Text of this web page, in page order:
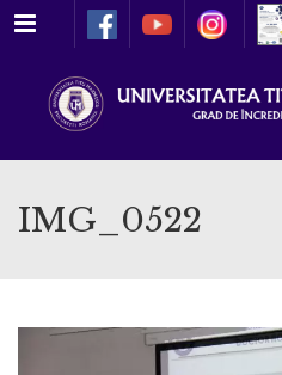
Meniu
IMG_0522